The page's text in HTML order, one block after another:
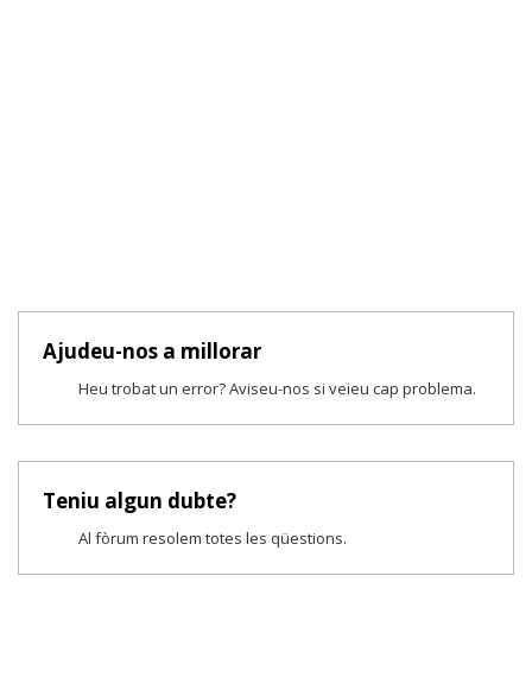
Ajudeu-nos a millorar
Heu trobat un error? Aviseu-nos si veieu cap problema.
Teniu algun dubte?
Al fòrum resolem totes les qüestions.